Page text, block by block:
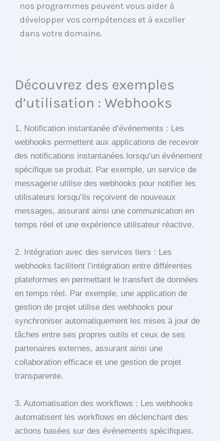
nos programmes peuvent vous aider à
développer vos compétences et à exceller
dans votre domaine.
Découvrez des exemples
d’utilisation : Webhooks
1. Notification instantanée d’événements : Les
webhooks permettent aux applications de recevoir
des notifications instantanées lorsqu’un événement
spécifique se produit. Par exemple, un service de
messagerie utilise des webhooks pour notifier les
utilisateurs lorsqu’ils reçoivent de nouveaux
messages, assurant ainsi une communication en
temps réel et une expérience utilisateur réactive.
2. Intégration avec des services tiers : Les
webhooks facilitent l’intégration entre différentes
plateformes en permettant le transfert de données
en temps réel. Par exemple, une application de
gestion de projet utilise des webhooks pour
synchroniser automatiquement les mises à jour de
tâches entre ses propres outils et ceux de ses
partenaires externes, assurant ainsi une
collaboration efficace et une gestion de projet
transparente.
3. Automatisation des workflows : Les webhooks
automatisent les workflows en déclenchant des
actions basées sur des événements spécifiques.